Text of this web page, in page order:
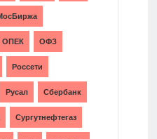
ОПЕК ОФЗ
Россети
Русал Сбербанк
Сургутнефтегаз